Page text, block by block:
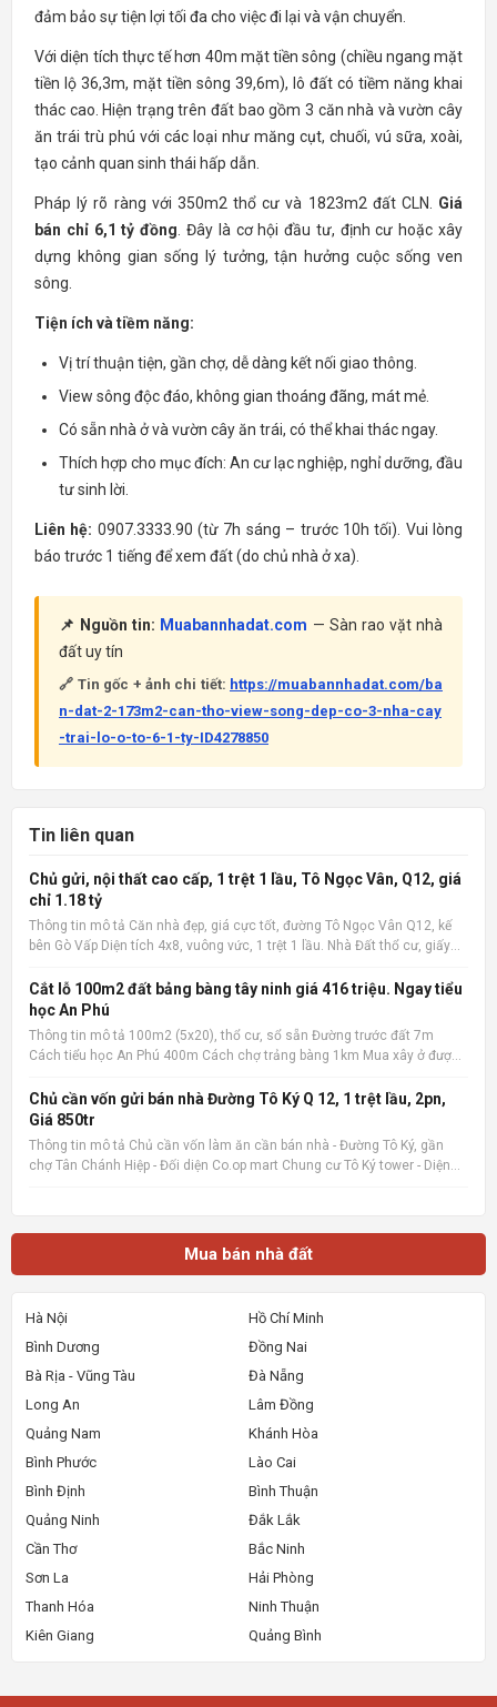
đảm bảo sự tiện lợi tối đa cho việc đi lại và vận chuyển.
Với diện tích thực tế hơn 40m mặt tiền sông (chiều ngang mặt
tiền lộ 36,3m, mặt tiền sông 39,6m), lô đất có tiềm năng khai
thác cao. Hiện trạng trên đất bao gồm 3 căn nhà và vườn cây
ăn trái trù phú với các loại như măng cụt, chuối, vú sữa, xoài,
tạo cảnh quan sinh thái hấp dẫn.
Pháp lý rõ ràng với 350m2 thổ cư và 1823m2 đất CLN. Giá
bán chỉ 6,1 tỷ đồng . Đây là cơ hội đầu tư, định cư hoặc xây
dựng không gian sống lý tưởng, tận hưởng cuộc sống ven
sông.
Tiện ích và tiềm năng:
Vị trí thuận tiện, gần chợ, dễ dàng kết nối giao thông.
View sông độc đáo, không gian thoáng đãng, mát mẻ.
Có sẵn nhà ở và vườn cây ăn trái, có thể khai thác ngay.
Thích hợp cho mục đích: An cư lạc nghiệp, nghỉ dưỡng, đầu
tư sinh lời.
Liên hệ: 0907.3333.90 (từ 7h sáng – trước 10h tối). Vui lòng
báo trước 1 tiếng để xem đất (do chủ nhà ở xa).
📌 Nguồn tin: Muabannhadat.com — Sàn rao vặt nhà
đất uy tín
🔗 Tin gốc + ảnh chi tiết: https://muabannhadat.com/ba
n-dat-2-173m2-can-tho-view-song-dep-co-3-nha-cay
-trai-lo-o-to-6-1-ty-ID4278850
Tin liên quan
Chủ gửi, nội thất cao cấp, 1 trệt 1 lầu, Tô Ngọc Vân, Q12, giá
chỉ 1.18 tỷ
Thông tin mô tả Căn nhà đẹp, giá cực tốt, đường Tô Ngọc Vân Q12, kế
bên Gò Vấp Diện tích 4x8, vuông vức, 1 trệt 1 lầu. Nhà Đất thổ cư, giấy
công rộng, sân phơi. Giá cực tốt chỉ 1.1
Cắt lỗ 100m2 đất bảng bàng tây ninh giá 416 triệu. Ngay tiểu
học An Phú
Thông tin mô tả 100m2 (5x20), thổ cư, sổ sẵn Đường trước đất 7m
Cách tiểu học An Phú 400m Cách chợ trảng bàng 1km Mua xây ở được
&mdash; Sàn rao vặt nhà đất uy tín 🔗 Tin gốc + ảnh chi
Chủ cần vốn gửi bán nhà Đường Tô Ký Q 12, 1 trệt lầu, 2pn,
Giá 850tr
Thông tin mô tả Chủ cần vốn làm ăn cần bán nhà - Đường Tô Ký, gần
chợ Tân Chánh Hiệp - Đối diện Co.op mart Chung cư Tô Ký tower - Diện
Mua bán nhà đất
Hà Nội
Hồ Chí Minh
Bình Dương
Đồng Nai
Bà Rịa - Vũng Tàu
Đà Nẵng
Long An
Lâm Đồng
Quảng Nam
Khánh Hòa
Bình Phước
Lào Cai
Bình Định
Bình Thuận
Quảng Ninh
Đắk Lắk
Cần Thơ
Bắc Ninh
Sơn La
Hải Phòng
Thanh Hóa
Ninh Thuận
Kiên Giang
Quảng Bình